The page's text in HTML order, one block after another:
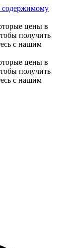
содержимому
цены в
получить
с нашим
цены в
получить
с нашим